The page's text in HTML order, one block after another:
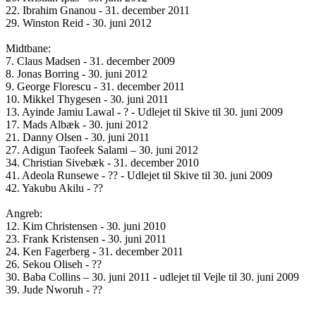
22. Ibrahim Gnanou - 31. december 2011
29. Winston Reid - 30. juni 2012
Midtbane:
7. Claus Madsen - 31. december 2009
8. Jonas Borring - 30. juni 2012
9. George Florescu - 31. december 2011
10. Mikkel Thygesen - 30. juni 2011
13. Ayinde Jamiu Lawal - ? - Udlejet til Skive til 30. juni 2009
17. Mads Albæk - 30. juni 2012
21. Danny Olsen - 30. juni 2011
27. Adigun Taofeek Salami – 30. juni 2012
34. Christian Sivebæk - 31. december 2010
41. Adeola Runsewe - ?? - Udlejet til Skive til 30. juni 2009
42. Yakubu Akilu - ??
Angreb:
12. Kim Christensen - 30. juni 2010
23. Frank Kristensen - 30. juni 2011
24. Ken Fagerberg - 31. december 2011
26. Sekou Oliseh - ??
30. Baba Collins – 30. juni 2011 - udlejet til Vejle til 30. juni 2009
39. Jude Nworuh - ??